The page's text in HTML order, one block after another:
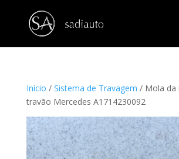
Início / Sistema de Travagem / Mola da
travão Mercedes A1714230092